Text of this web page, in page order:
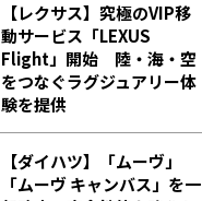
【レクサス】究極のVIP移
動サービス「LEXUS
Flight」開始 陸・海・空
をつなぐラグジュアリー体
験を提供
【ダイハツ】「ムーヴ」
「ムーヴ キャンバス」を一